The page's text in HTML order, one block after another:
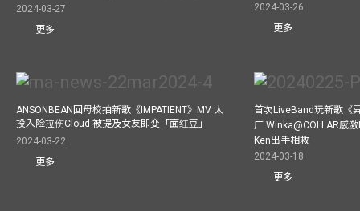
2024-03-27
更多
2024-03-26
更多
ANSONBEAN回母校拍新歌《IMPATIENT》MV 太
投入险拉伤Cloud 被提及女友即变「面红豆」
2024-03-22
更多
首次LiveBand玩新歌《
厂 Winka@COLLAR感
Ken出手相救
2024-03-18
更多